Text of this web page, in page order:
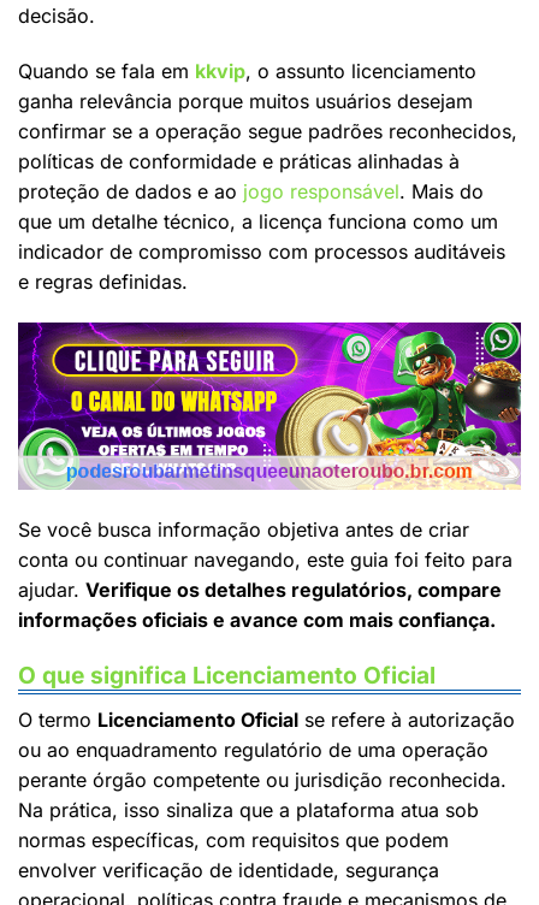
decisão.
Quando se fala em kkvip, o assunto licenciamento
ganha relevância porque muitos usuários desejam
confirmar se a operação segue padrões reconhecidos,
políticas de conformidade e práticas alinhadas à
proteção de dados e ao jogo responsável. Mais do
que um detalhe técnico, a licença funciona como um
indicador de compromisso com processos auditáveis
e regras definidas.
Se você busca informação objetiva antes de criar
conta ou continuar navegando, este guia foi feito para
ajudar. Verifique os detalhes regulatórios, compare
informações oficiais e avance com mais confiança.
O que significa Licenciamento Oficial
O termo Licenciamento Oficial se refere à autorização
ou ao enquadramento regulatório de uma operação
perante órgão competente ou jurisdição reconhecida.
Na prática, isso sinaliza que a plataforma atua sob
normas específicas, com requisitos que podem
envolver verificação de identidade, segurança